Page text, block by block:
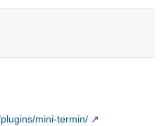
mini-termin/